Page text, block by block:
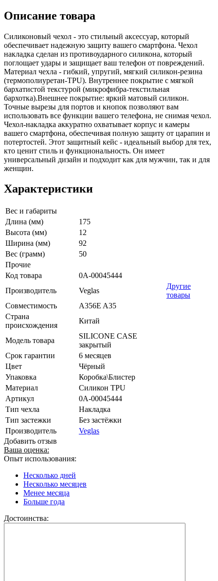
Описание товара
Силиконовый чехол - это стильный аксессуар, который
обеспечивает надежную защиту вашего смартфона. Чехол
накладка сделан из противоударного силикона, который
поглощает удары и защищает ваш телефон от повреждений.
Материал чехла - гибкий, упругий, мягкий силикон-резина
(термополиуретан-TPU). Внутреннее покрытие с мягкой
бархатистой текстурой (микрофибра-текстильная
бархотка).Внешнее покрытие: яркий матовый силикон.
Точные вырезы для портов и кнопок позволяют вам
использовать все функции вашего телефона, не снимая чехол.
Чехол-накладка аккуратно охватывает корпус и камеры
вашего смартфона, обеспечивая полную защиту от царапин и
потертостей. Этот защитный кейс - идеальный выбор для тех,
кто ценит стиль и функциональность. Он имеет
универсальный дизайн и подходит как для мужчин, так и для
женщин.
Характеристики
Вес и габариты
Длина (мм)
175
Высота (мм)
12
Ширина (мм)
92
Вес (грамм)
50
Прочие
Код товара
0А-00045444
Производитель
Veglas
Другие
товары
Совместимость
A356E A35
Страна
происхождения
Китай
Модель товара
SILICONE CASE
закрытый
Срок гарантии
6 месяцев
Цвет
Чёрный
Упаковка
Коробка\Блистер
Материал
Силикон TPU
Артикул
0А-00045444
Тип чехла
Накладка
Тип застежки
Без застёжки
Производитель
Veglas
Добавить отзыв
Ваша оценка:
Опыт использования:
Несколько дней
Несколько месяцев
Менее месяца
Больше года
Достоинства: